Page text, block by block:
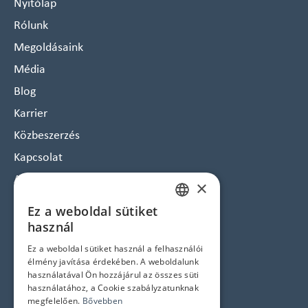
Nyitólap
Rólunk
Megoldásaink
Média
Blog
Karrier
Közbeszerzés
Kapcsolat
Arculat
Jogi nyilatkozatok
Adatvédelem és Cookie tájékoztató
ÁSZF
Impresszum
×
Ez a weboldal sütiket
használ
Ez a weboldal sütiket használ a felhasználói
élmény javítása érdekében. A weboldalunk
használatával Ön hozzájárul az összes süti
használatához, a Cookie szabályzatunknak
megfelelően. Bővebben